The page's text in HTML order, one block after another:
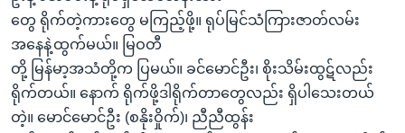
တွေ ရိုက်တဲ့ကားတွေ မကြည့်ဖို့။ ရုပ်မြင်သံကြားဇာတ်လမ်း
အနေနဲ့ထွက်မယ်။ မြဝတီ
တို့ မြန်မာ့အသံတို့က ပြမယ်။ ခင်မောင်ဦး၊ စိုးသိမ်းထွဋ်လည်း
ရိုက်တယ်။ နောက် ရိုက်ဖို့ဒါရိုက်တာတွေလည်း ရှိပါသေးတယ်
တဲ့။ မောင်မောင်ဦး (စနိုးဝှိုက်)၊ ညီညီထွန်း